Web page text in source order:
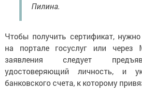
Пилина.
Чтобы получить сертификат,
на портале госуслуг или
заявления следует
удостоверяющий личность, и
банковского счета, к которому